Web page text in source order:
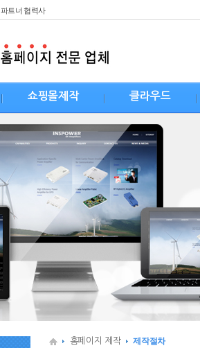
파트너 협력사
쇼핑몰제작 클라우드
쇼핑몰
상세페이지 제작
Server
SSD Server
Network
Operating System
CDN
File Storage
홈페이지 제작 제작절차